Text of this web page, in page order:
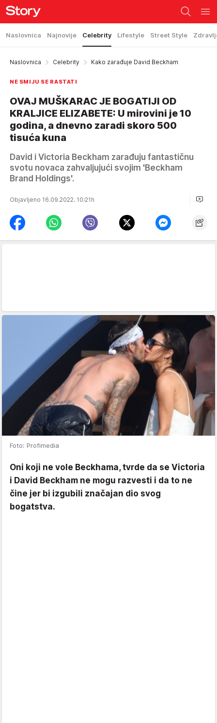
Naslovnica Najnovije Celebrity Lifestyle Street Style
Naslovnica Celebrity Kako zarađuje David Beckham
NE SMIJU SE RASTATI
OVAJ MUŠKARAC JE BOGATIJI OD
KRALJICE ELIZABETE: U mirovini je 10
godina, a dnevno zaradi skoro 500
tisuća kuna
David i Victoria Beckham zarađuju fantastičnu
svotu novaca zahvaljujući svojim 'Beckham
Brand Holdings'.
Objavljeno 16.09.2022. 10:21h
Foto: Profimedia
Oni koji ne vole Beckhama, tvrde da se Victoria
i David Beckham ne mogu razvesti i da to ne
čine jer bi izgubili značajan dio svog
bogatstva.